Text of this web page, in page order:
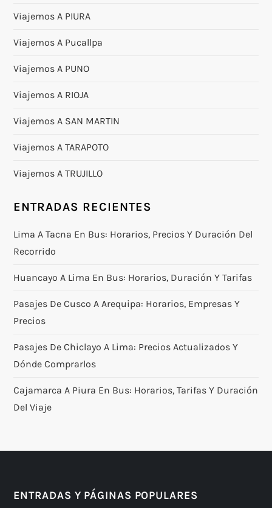
Viajemos A PIURA
Viajemos A Pucallpa
Viajemos A PUNO
Viajemos A RIOJA
Viajemos A SAN MARTIN
Viajemos A TARAPOTO
Viajemos A TRUJILLO
ENTRADAS RECIENTES
Lima A Tacna En Bus: Horarios, Precios Y Duración Del
Recorrido
Huancayo A Lima En Bus: Horarios, Duración Y Tarifas
Pasajes De Cusco A Arequipa: Horarios, Empresas Y
Precios
Pasajes De Chiclayo A Lima: Precios Actualizados Y
Dónde Comprarlos
Cajamarca A Piura En Bus: Horarios, Tarifas Y Duración
Del Viaje
ENTRADAS Y PÁGINAS POPULARES